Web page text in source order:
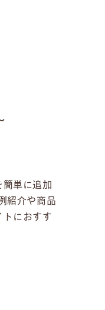
簡単に追加
紹介や商品
トにおすす